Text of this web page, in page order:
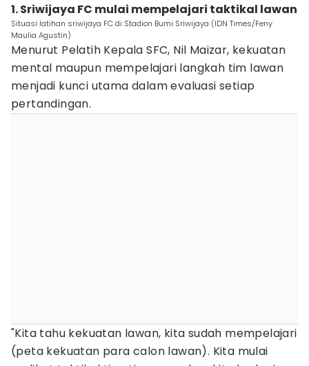
1. Sriwijaya FC mulai mempelajari taktikal lawan
Situasi latihan sriwijaya FC di Stadion Bumi Sriwijaya (IDN Times/Feny
Maulia Agustin)
Menurut Pelatih Kepala SFC, Nil Maizar, kekuatan
mental maupun mempelajari langkah tim lawan
menjadi kunci utama dalam evaluasi setiap
pertandingan.
"Kita tahu kekuatan lawan, kita sudah mempelajari
(peta kekuatan para calon lawan). Kita mulai